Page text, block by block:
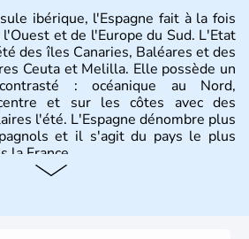
ibérique, l'Espagne fait à la fois
et de l'Europe du Sud. L'Etat
des îles Canaries, Baléares et des
Ceuta et Melilla. Elle possède un
: océanique au Nord,
et sur les côtes avec des
l'été. L'Espagne dénombre plus
et il s'agit du pays le plus
la France.